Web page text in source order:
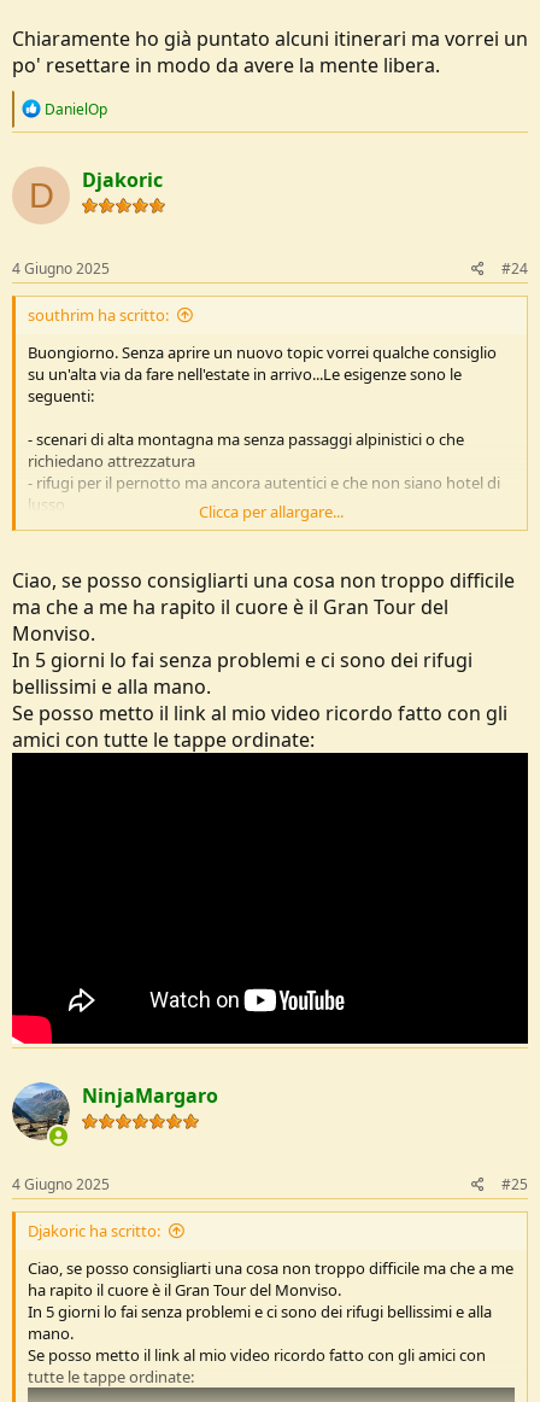
Chiaramente ho già puntato alcuni itinerari ma vorrei un
po' resettare in modo da avere la mente libera.
R
c
t
i
o
s
:
DanielOp
D Djakoric
4 Giugno 2025 #24
southrim ha scritto:
Buongiorno. Senza aprire un nuovo topic vorrei qualche consiglio
su un'alta via da fare nell'estate in arrivo...Le esigenze sono le
seguenti:
- scenari di alta montagna ma senza passaggi alpinistici o che
richiedano attrezzatura
- rifugi per il pernotto ma ancora autentici e che non siano hotel di
lusso
- possibilità di rifornimento non troppo diradate in modo da poter
- durata massima di una settimana (posso anche avere alto
chilometraggio giornaliero)
- accetto consigli anche all'estero purché siano mete non troppo
distanti dal confine italiano e quindi raggiungibili in una giornata
dal centro Italia.
Chiaramente ho già puntato alcuni itinerari ma vorrei un po'
resettare in modo da avere la mente libera.
Clicca per allargare...
Ciao, se posso consigliarti una cosa non troppo difficile
ma che a me ha rapito il cuore è il Gran Tour del
Monviso.
In 5 giorni lo fai senza problemi e ci sono dei rifugi
bellissimi e alla mano.
Se posso metto il link al mio video ricordo fatto con gli
amici con tutte le tappe ordinate:
NinjaMargaro
4 Giugno 2025 #25
Djakoric ha scritto:
Ciao, se posso consigliarti una cosa non troppo difficile ma che a me
ha rapito il cuore è il Gran Tour del Monviso.
In 5 giorni lo fai senza problemi e ci sono dei rifugi bellissimi e alla
mano.
Se posso metto il link al mio video ricordo fatto con gli amici con
tutte le tappe ordinate: